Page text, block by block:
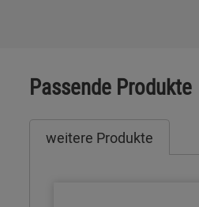
Passende Produkte
weitere Produkte